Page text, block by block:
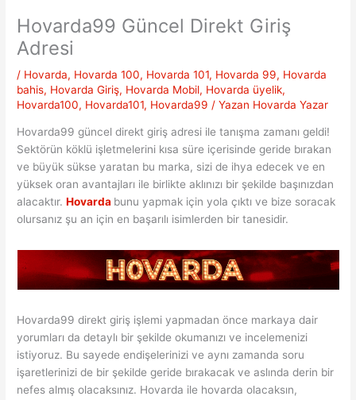
Hovarda99 Güncel Direkt Giriş
Adresi
/ Hovarda, Hovarda 100, Hovarda 101, Hovarda 99, Hovarda
bahis, Hovarda Giriş, Hovarda Mobil, Hovarda üyelik,
Hovarda100, Hovarda101, Hovarda99 / Yazan Hovarda Yazar
Hovarda99 güncel direkt giriş adresi ile tanışma zamanı geldi!
Sektörün köklü işletmelerini kısa süre içerisinde geride bırakan
ve büyük sükse yaratan bu marka, sizi de ihya edecek ve en
yüksek oran avantajları ile birlikte aklınızı bir şekilde başınızdan
alacaktır.Hovarda bunu yapmak için yola çıktı ve bize soracak
olursanız şu an için en başarılı isimlerden bir tanesidir.
Hovarda99 direkt giriş işlemi yapmadan önce markaya dair
yorumları da detaylı bir şekilde okumanızı ve incelemenizi
istiyoruz. Bu sayede endişelerinizi ve aynı zamanda soru
işaretlerinizi de bir şekilde geride bırakacak ve aslında derin bir
nefes almış olacaksınız. Hovarda ile hovarda olacaksın,